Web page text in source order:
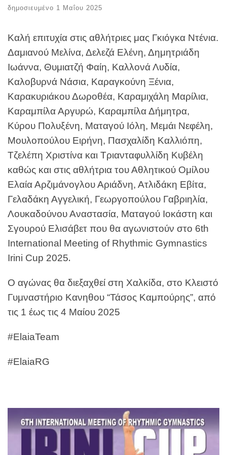
δημοσιευμένο 1 Μαΐου 2025
Καλή επιτυχία στις αθλήτριες μας Γκιόγκα Ντένια.
Δαμιανού Μελίνα, Δελεζά Ελένη, Δημητριάδη
Ιωάννα, Θυμιατζή Φαίη, Καλλονά Λυδία,
Καλοβυρνά Νάσια, Καραγκούνη Ξένια,
Καρακυριάκου Δωροθέα, Καραμιχάλη Μαρίλια,
Καραμπίλα Αργυρώ, Καραμπίλα Δήμητρα,
Κύρου Πολυξένη, Ματαγού Ιόλη, Μεμάι Νεφέλη,
Μουλοπούλου Ειρήνη, Πασχαλίδη Καλλιόπη,
Τζελέπη Χριστίνα και Τριανταφυλλίδη Κυβέλη
καθώς και στις αθλήτρια του Αθλητικού Ομίλου
Ελαία Αρζιμάνογλου Αριάδνη, Ατλιδάκη Εβίτα,
Γελαδάκη Αγγελική, Γεωργοπούλου Γαβριηλία,
Λουκαδούνου Αναστασία, Ματαγού Ιοκάστη και
Σγουρού Ελισάβετ που θα αγωνιστούν στο 6th
International Meeting of Rhythmic Gymnastics
Irini Cup 2025.
Ο αγώνας θα διεξαχθεί στη Χαλκίδα, στο Κλειστό
Γυμναστήριο Κανηθου “Τάσος Καμπούρης”, από
τις 1 έως τις 4 Μαίου 2025
#ElaiaTeam
#ElaiaRG